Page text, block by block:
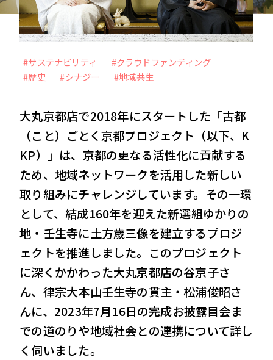
#メタバース #Web3時代 #DX
#外部の知見 #アナザーアドレス
#ファッション #サブスクリプション
VIEW MORE
会社案内
IR情報
サステナビリティ
ニュース＆トピックス
採用情報
お問い合わせ
#サステナビリティ
#クラウドファンディング
#歴史
#シナジー #地域共生
大丸京都店で2018年にスタートした「古都
（こと）ごとく京都プロジェクト（以下、K
KP）」は、京都の更なる活性化に貢献する
ため、地域ネットワークを活用した新しい
取り組みにチャレンジしています。その一環
として、結成160年を迎えた新選組ゆかりの
地・壬生寺に土方歳三像を建立するプロジ
ェクトを推進しました。このプロジェクト
に深くかかわった大丸京都店の谷京子さ
ん、律宗大本山壬生寺の貫主・松浦俊昭さ
んに、2023年7月16日の完成お披露目会ま
での道のりや地域社会との連携について詳し
く伺いました。